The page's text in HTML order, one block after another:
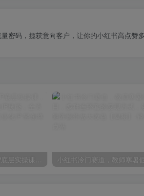
密码，揽获意向客户，让你的小红书高点赞
蟹老板·打爆个人IP底层实操课，教你成熟专业的打造IP技能，全方位带你做成一个能商业化IP